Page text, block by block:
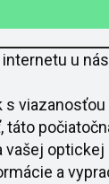
u
táto
vašej
a